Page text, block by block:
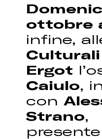
ottobre
infine,
Culturali
Ergot
Caiulo,
con
Strano,